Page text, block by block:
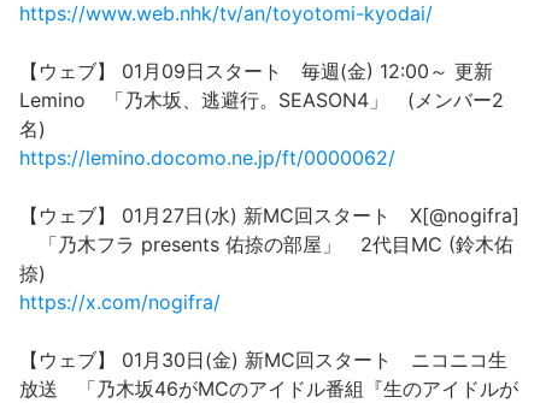
https://www.web.nhk/tv/an/toyotomi-kyodai/
【ウェブ】 01月09日スタート 毎週(金) 12:00～ 更新
Lemino 「乃木坂、逃避行。SEASON4」 (メンバー2
名)
https://lemino.docomo.ne.jp/ft/0000062/
【ウェブ】 01月27日(水) 新MC回スタート X[@nogifra]
「乃木フラ presents 佑捺の部屋」 2代目MC (鈴木佑
捺)
https://x.com/nogifra/
【ウェブ】 01月30日(金) 新MC回スタート ニコニコ生
放送 「乃木坂46がMCのアイドル番組『生のアイドルが